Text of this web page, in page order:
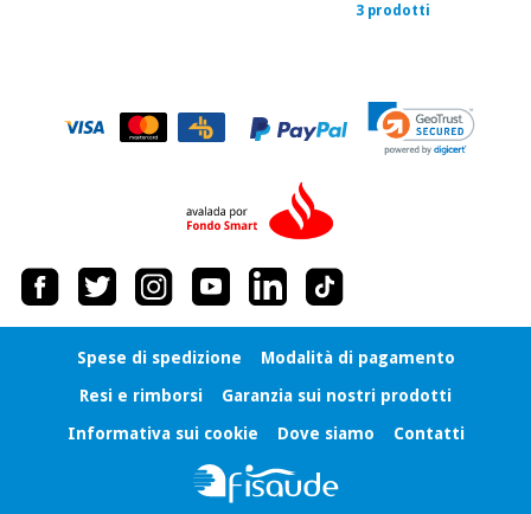
3 prodotti
Spese di spedizione
Modalità di pagamento
Resi e rimborsi
Garanzia sui nostri prodotti
Informativa sui cookie
Dove siamo Contatti